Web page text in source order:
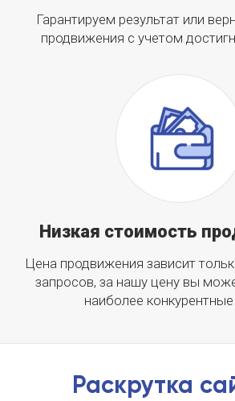
Гарантируем результат или
продвижения с учетом
Низкая стоимость
Цена продвижения зависит
запросов, за нашу цену вы
наиболее
Раскрутка